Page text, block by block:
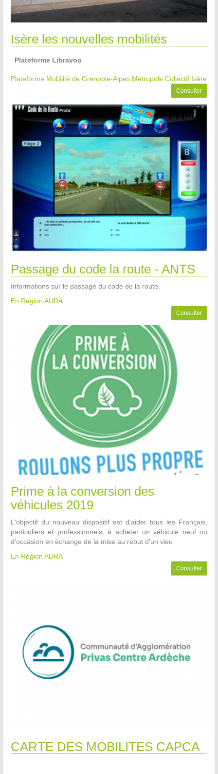
Isère les nouvelles mobilités
Plateforme Libravoo
Plateforme Mobilité de Grenoble-Alpes Métropole Collectif Isère
Consulter
Passage du code la route - ANTS
Informations sur le passage du code de la route.
En Région AURA
Consulter
Prime à la conversion des
véhicules 2019
L'objectif du nouveau dispositif est d'aider tous les Français,
particuliers et professionnels, à acheter un véhicule neuf ou
d'occasion en échange de la mise au rebut d'un vieu
En Région AURA
Consulter
CARTE DES MOBILITES CAPCA